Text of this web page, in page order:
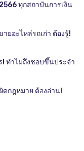
ทุกสถาบันการเงิน
ยอะไหล่รถเก่า ต้องรู้!
! ทำไมถึงชอบขึ้นประจำ
ดกฎหมาย ต้องอ่าน!